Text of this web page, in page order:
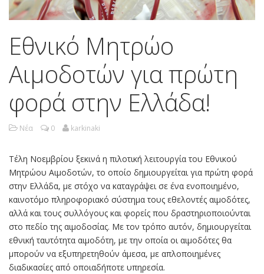
Εθνικό Μητρώο
Αιμοδοτών για πρώτη
φορά στην Ελλάδα!
Νέα 0 karkinaki
Τέλη Νοεμβρίου ξεκινά η πιλοτική λειτουργία του Εθνικού
Μητρώου Αιμοδοτών, το οποίο δημιουργείται για πρώτη φορά
στην Ελλάδα, με στόχο να καταγράψει σε ένα ενοποιημένο,
καινοτόμο πληροφοριακό σύστημα τους εθελοντές αιμοδότες,
αλλά και τους συλλόγους και φορείς που δραστηριοποιούνται
στο πεδίο της αιμοδοσίας. Με τον τρόπο αυτόν, δημιουργείται
εθνική ταυτότητα αιμοδότη, με την οποία οι αιμοδότες θα
μπορούν να εξυπηρετηθούν άμεσα, με απλοποιημένες
διαδικασίες από οποιαδήποτε υπηρεσία.